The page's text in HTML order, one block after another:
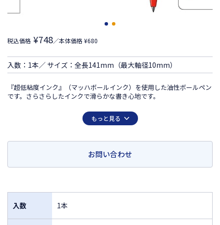
税込価格 ¥748／本体価格 ¥680
入数：1本／ サイズ：全長141mm（最大軸径10mm）
『超低粘度インク』（マッハボールインク）を使用した油性ボールペン
です。さらさらしたインクで滑らかな書き心地です。
この商品は日本国外での販売は許諾されておりません
MADE IN JAPAN
もっと見る
お問い合わせ
入数 1本